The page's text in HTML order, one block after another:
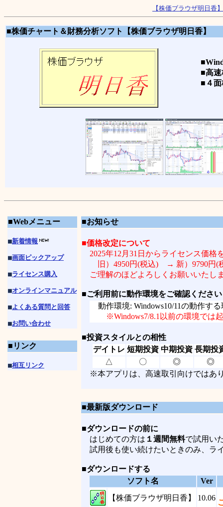
【株価ブラウザ明日香】
■株価チャート＆財務分析ソフト【株価ブラウザ明日香】
■高速
■４面
■Webメニュー
■新着情報
■画面ピックアップ
■ライセンス購入
■オンラインマニュアル
■よくある質問と回答
■お問い合わせ
■リンク
■相互リンク
■お知らせ
■価格改定について
2025年12月31日からライセンス価格
旧）4950円(税込) → 新）9790円(
ご理解のほどよろしくお願いいたし
■ご利用前に動作環境をご確認ください
動作環境: Windows10/11の動作す
※Windows7/8.1以前の環境では
■投資スタイルとの相性
デイトレ 短期投資 中期投資 長期投
△
〇 ◎
◎
※本アプリは、高速取引向けではあ
■最新版ダウンロード
■ダウンロードの前に
はじめての方は １週間無料で試用い
試用後も使い続けたいときのみ、ラ
■ダウンロードする
ソフト名
Ver
【株価ブラウザ明日香】 10.06